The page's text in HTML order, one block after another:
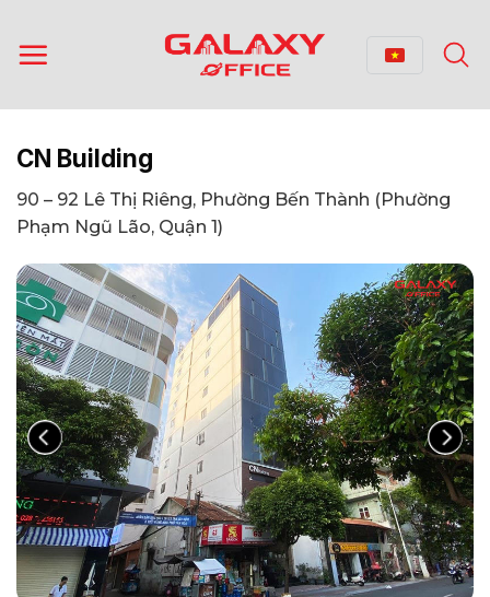
qua
nội
CN Building
90 – 92 Lê Thị Riêng, Phường Bến Thành (Phường
Phạm Ngũ Lão, Quận 1)